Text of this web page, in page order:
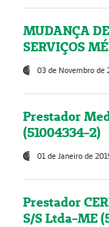
MUDANÇA
SERVIÇOS
03 de Novembro de
Prestador
(51004334-2)
01 de Janeiro de
Prestador
S/S Ltda-ME